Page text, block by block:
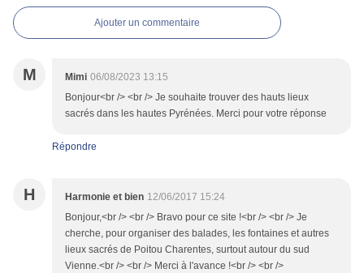
Ajouter un commentaire
M Mimi 06/08/2023 13:15
Bonjour<br /> <br /> Je souhaite trouver des hauts lieux
sacrés dans les hautes Pyrénées. Merci pour votre réponse
Répondre
H Harmonie et bien 12/06/2017 15:24
Bonjour,<br /> <br /> Bravo pour ce site !<br /> <br /> Je
cherche, pour organiser des balades, les fontaines et autres
lieux sacrés de Poitou Charentes, surtout autour du sud
Vienne.<br /> <br /> Merci à l'avance !<br /> <br />